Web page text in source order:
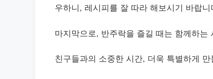
우하니, 레시피를 잘 따라 해보시기 바랍니
마지막으로, 반주락을 즐길 때는 함께하는
친구들과의 소중한 시간, 더욱 특별하게